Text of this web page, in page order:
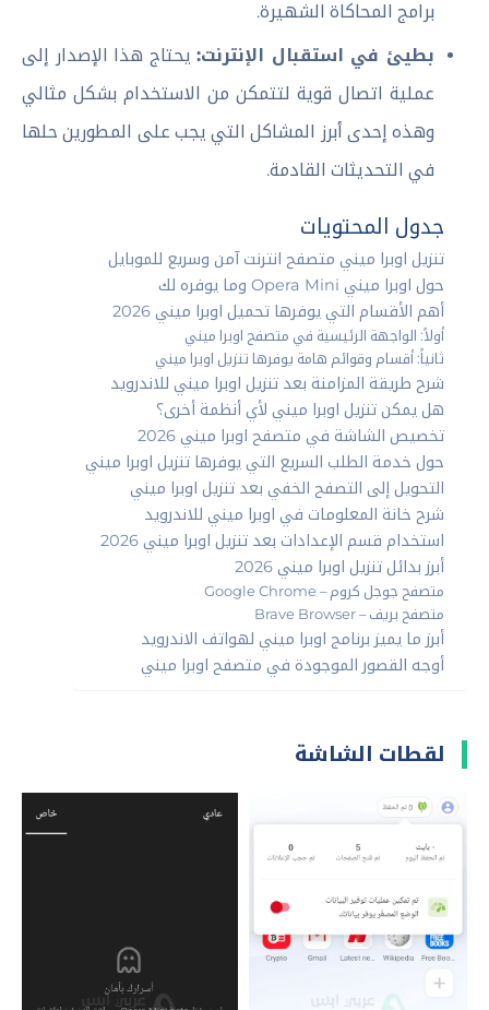
برامج المحاكاة الشهيرة.
بطيئ في استقبال الإنترنت:يحتاج هذا الإصدار إلى
عملية اتصال قوية لتتمكن من الاستخدام بشكل مثالي
وهذه إحدى أبرز المشاكل التي يجب على المطورين حلها
في التحديثات القادمة.
جدول المحتويات
تنزيل اوبرا ميني متصفح انترنت آمن وسريع للموبايل
حول اوبرا ميني Opera Mini وما يوفره لك
أهم الأقسام التي يوفرها تحميل اوبرا ميني 2026
أولاً: الواجهة الرئيسية في متصفح اوبرا ميني
ثانياً: أقسام وقوائم هامة يوفرها تنزيل اوبرا ميني
شرح طريقة المزامنة بعد تنزيل اوبرا ميني للاندرويد
هل يمكن تنزيل اوبرا ميني لأي أنظمة أخرى؟
تخصيص الشاشة في متصفح اوبرا ميني 2026
حول خدمة الطلب السريع التي يوفرها تنزيل اوبرا ميني
التحويل إلى التصفح الخفي بعد تنزيل اوبرا ميني
شرح خانة المعلومات في اوبرا ميني للاندرويد
استخدام قسم الإعدادات بعد تنزيل اوبرا ميني 2026
أبرز بدائل تنزيل اوبرا ميني 2026
متصفح جوجل كروم – Google Chrome
متصفح بريف – Brave Browser
أبرز ما يميز برنامج اوبرا ميني لهواتف الاندرويد
أوجه القصور الموجودة في متصفح اوبرا ميني
لقطات الشاشة